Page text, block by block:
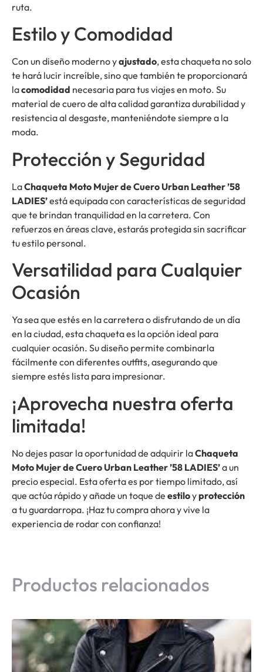
ruta.
Estilo y Comodidad
Con un diseño moderno yajustado, esta chaqueta no solo
te hará lucir increíble, sino que también te proporcionará
lacomodidad necesaria para tus viajes en moto. Su
material de cuero de alta calidad garantiza durabilidad y
resistencia al desgaste, manteniéndote siempre a la
moda.
Protección y Seguridad
LaChaqueta Moto Mujer de Cuero Urban Leather ’58
LADIES’está equipada con características de seguridad
que te brindan tranquilidad en la carretera. Con
refuerzos en áreas clave, estarás protegida sin sacrificar
tu estilo personal.
Versatilidad para Cualquier
Ocasión
Ya sea que estés en la carretera o disfrutando de un día
en la ciudad, esta chaqueta es la opción ideal para
cualquier ocasión. Su diseño permite combinarla
fácilmente con diferentes outfits, asegurando que
siempre estés lista para impresionar.
¡Aprovecha nuestra oferta
limitada!
No dejes pasar la oportunidad de adquirir laChaqueta
Moto Mujer de Cuero Urban Leather ’58 LADIES’a un
precio especial. Esta oferta es por tiempo limitado, así
que actúa rápido y añade un toque de estiloyprotección
a tu guardarropa. ¡Haz tu compra ahora y vive la
experiencia de rodar con confianza!
Productos relacionados